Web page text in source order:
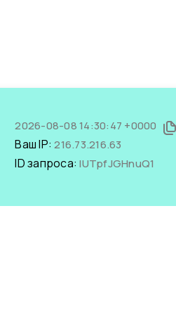
2026-08-08 14:30:47 +0000
Ваш IP:216.73.216.63
ID запроса:lUTpfJGHnuQ1